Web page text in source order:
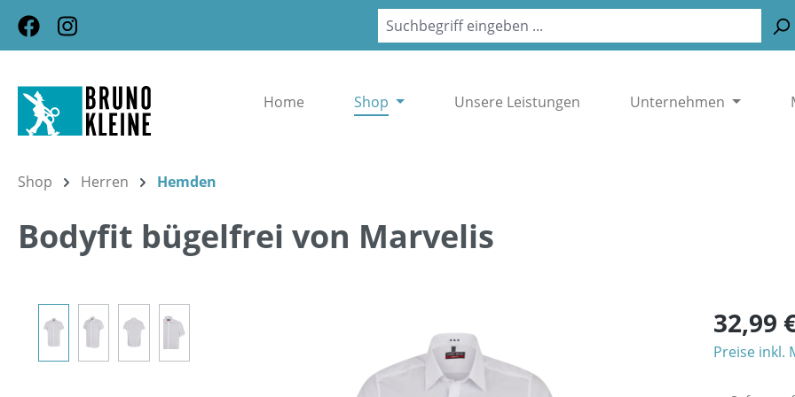
Hauptinhalt springen
Zur Suche springen
Zur Hauptnavigation springen
Home Shop Unsere Leistungen Unternehmen
Shop Herren Hemden
Bodyfit bügelfrei von Marvelis
Bildergalerie überspringen 32,99
Preise inkl.